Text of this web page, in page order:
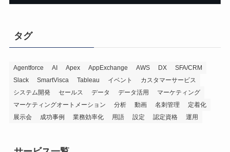
タグ
Agentforce AI Apex AppExchange AWS DX
SFA/CRM
Slack
SmartVisca Tableau イベント
カスタマーサービス
システム開発
セールス データ データ活用
マーケティング
マーケティングオートメーション
分析 動画 名刺管理
定着化
展示会
成功事例 業務効率化 用語 設定 認定資格 運用